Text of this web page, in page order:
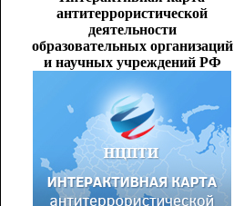
антитеррористической
деятельности
образовательных организаций
и научных учреждений РФ